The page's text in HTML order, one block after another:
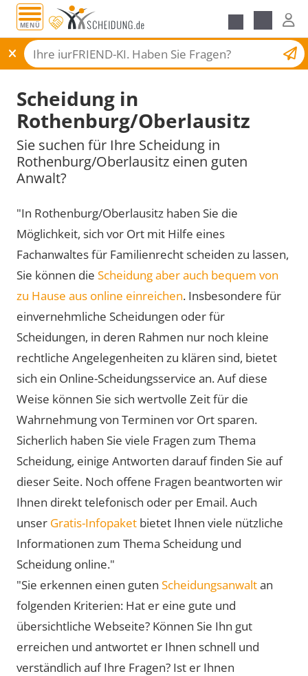
MENÜ
Scheidungsantrag
Scheidung in
Rothenburg/Oberlausitz
Sie suchen für Ihre Scheidung in
Rothenburg/Oberlausitz einen guten
Anwalt?
"In Rothenburg/Oberlausitz haben Sie die
Möglichkeit, sich vor Ort mit Hilfe eines
Fachanwaltes für Familienrecht scheiden zu lassen,
Sie können die Scheidung aber auch bequem von
zu Hause aus online einreichen. Insbesondere für
einvernehmliche Scheidungen oder für
Scheidungen, in deren Rahmen nur noch kleine
rechtliche Angelegenheiten zu klären sind, bietet
sich ein Online-Scheidungsservice an. Auf diese
Weise können Sie sich wertvolle Zeit für die
Wahrnehmung von Terminen vor Ort sparen.
Sicherlich haben Sie viele Fragen zum Thema
Scheidung, einige Antworten darauf finden Sie auf
dieser Seite. Noch offene Fragen beantworten wir
Ihnen direkt telefonisch oder per Email. Auch
unser Gratis-Infopaket bietet Ihnen viele nützliche
Informationen zum Thema Scheidung und
Scheidung online."
"Sie erkennen einen guten Scheidungsanwaltan
folgenden Kriterien: Hat er eine gute und
übersichtliche Webseite? Können Sie Ihn gut
erreichen und antwortet er Ihnen schnell und
verständlich auf Ihre Fragen? Ist er Ihnen